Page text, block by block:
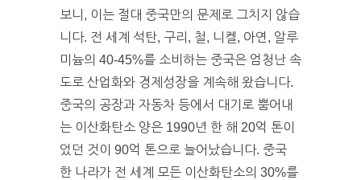
보니, 이는 절대 중국만의 문제로 그치지 않습
니다. 전 세계 석탄, 구리, 철, 니켈, 아연, 알루
미늄의 40-45%를 소비하는 중국은 엄청난 속
도로 산업화와 경제성장을 계속해 왔습니다.
중국의 공장과 자동차 등에서 대기로 뿜어내
는 이산화탄소 양은 1990년 한 해 20억 톤이
었던 것이 90억 톤으로 늘어났습니다. 중국
한 나라가 전 세계 모든 이산화탄소의 30%를